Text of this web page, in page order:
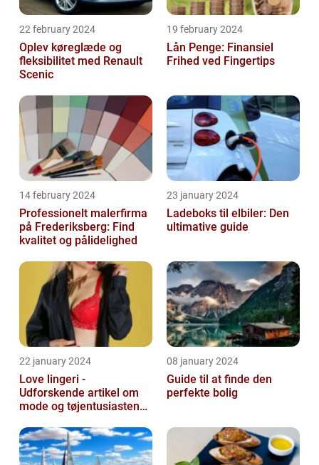
22 february 2024
Oplev køreglæde og
fleksibilitet med Renault
Scenic
19 february 2024
Lån Penge: Finansiel
Frihed ved Fingertips
14 february 2024
Professionelt malerfirma
på Frederiksberg: Find
kvalitet og pålidelighed
23 january 2024
Ladeboks til elbiler: Den
ultimative guide
22 january 2024
Love lingeri -
Udforskende artikel om
mode og tøjentusiastens
08 january 2024
Guide til at finde den
perfekte bolig